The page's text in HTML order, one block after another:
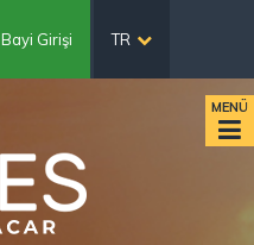
Bayi Girişi TR
MENÜ